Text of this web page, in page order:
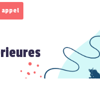
appel